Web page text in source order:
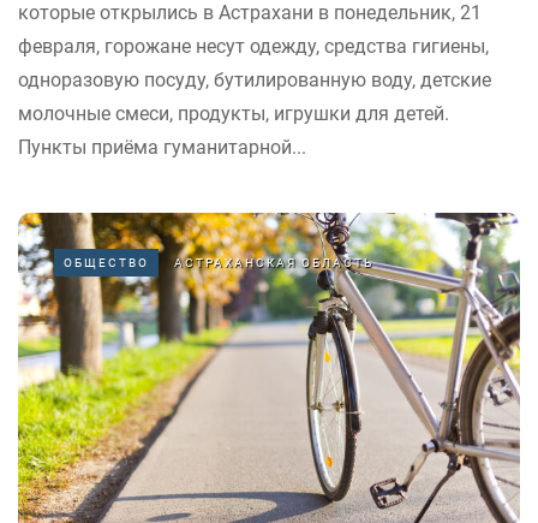
которые открылись в Астрахани в понедельник, 21
февраля, горожане несут одежду, средства гигиены,
одноразовую посуду, бутилированную воду, детские
молочные смеси, продукты, игрушки для детей.
Пункты приёма гуманитарной...
ОБЩЕСТВО АСТРАХАНСКАЯ ОБЛАСТЬ